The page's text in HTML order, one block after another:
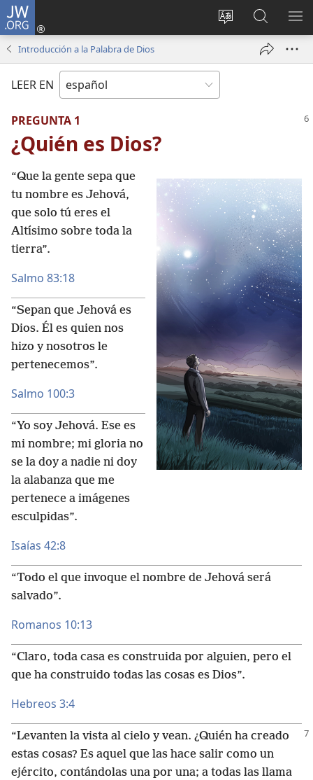
JW.ORG
Cambiar
del sitio
Iniciar
sesión
nueva
en
jw.org
Introducción a la Palabra de Dios
LEER EN
PREGUNTA 1
¿Quién es Dios?
“Que la gente sepa que
tu nombre es Jehová,
que solo tú eres el
Altísimo sobre toda la
tierra”.
Salmo 83:18
“Sepan que Jehová es
Dios. Él es quien nos
hizo y nosotros le
pertenecemos”.
Salmo 100:3
“Yo soy Jehová. Ese es
mi nombre; mi gloria no
se la doy a nadie ni doy
la alabanza que me
pertenece a imágenes
esculpidas”.
Isaías 42:8
“Todo el que invoque el nombre de Jehová será
salvado”.
Romanos 10:13
“Claro, toda casa es construida por alguien, pero el
que ha construido todas las cosas es Dios”.
Hebreos 3:4
“Levanten la vista al cielo y vean. ¿Quién ha creado
estas cosas? Es aquel que las hace salir como un
ejército, contándolas una por una; a todas las llama